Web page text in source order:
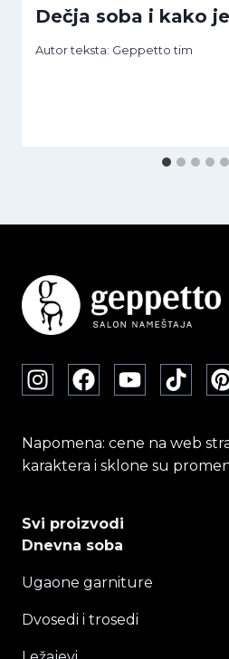
Dečja soba i kako
Autor teksta: Geppetto tim
Napomena: cene na web
karaktera i sklone su
Svi proizvodi
Dnevna soba
Ugaone garniture
Dvosedi i trosedi